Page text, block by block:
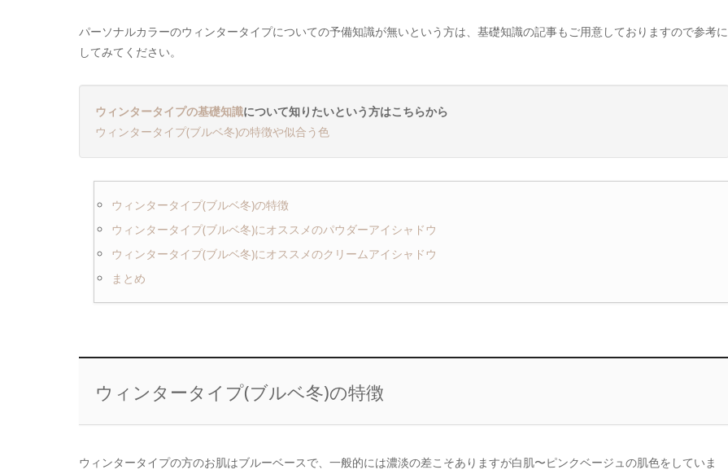
パーソナルカラーのウィンタータイプについての予備知識が無いという方は、基礎知識の記事もご用意しておりますので参考に
してみてください。
ウィンタータイプの基礎知識について知りたいという方はこちらから
ウィンタータイプ(ブルベ冬)の特徴や似合う色
ウィンタータイプ(ブルベ冬)の特徴
ウィンタータイプ(ブルベ冬)にオススメのパウダーアイシャドウ
ウィンタータイプ(ブルベ冬)にオススメのクリームアイシャドウ
まとめ
ウィンタータイプ(ブルベ冬)の特徴
ウィンタータイプの方のお肌はブルーベースで、一般的には濃淡の差こそありますが白肌〜ピンクベージュの肌色をしていま